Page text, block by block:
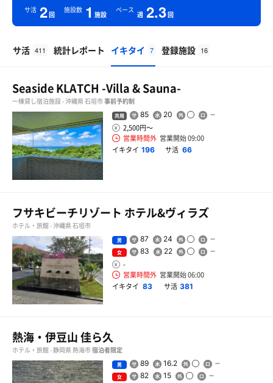
サ活 2回
施設数 1 施設
ペース
週 2.3回
サ活 411 統計レポート イキタイ 7 登録施設 16
Seaside KLATCH -Villa & Sauna-
一棟貸し宿泊施設 - 沖縄県 石垣市事前予約制
共用 85 20
2,500円〜
営業時間外 営業開始 09:00
イキタイ 196 サ活 66
フサキビーチリゾート ホテル&ヴィラズ
ホテル・旅館 - 沖縄県 石垣市
男 87 24
女 83 22
-
営業時間外 営業開始 06:00
イキタイ 83 サ活 381
熱海・伊豆山 佳ら久
ホテル・旅館 - 静岡県 熱海市宿泊者限定
男 89 16.2
女 82 15